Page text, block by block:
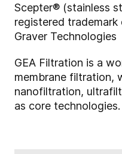
Scepter® (stainless
registered
Graver Technologies
GEA Filtration is a
membrane filtration,
nanofiltration,
as core technologies.